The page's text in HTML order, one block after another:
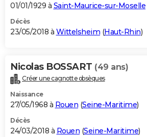
01/01/1929 à Saint-Maurice-sur-Moselle
Décès
23/05/2018 à Wittelsheim (Haut-Rhin)
Nicolas BOSSART (49 ans)
Créer une cagnotte obsèques
Naissance
27/05/1968 à Rouen (Seine-Maritime)
Décès
24/03/2018 à Rouen (Seine-Maritime)